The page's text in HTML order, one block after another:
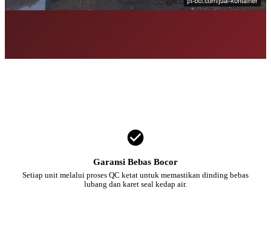
Garansi Bebas Bocor
Setiap unit melalui proses QC ketat untuk memastikan dinding bebas
lubang dan karet seal kedap air.